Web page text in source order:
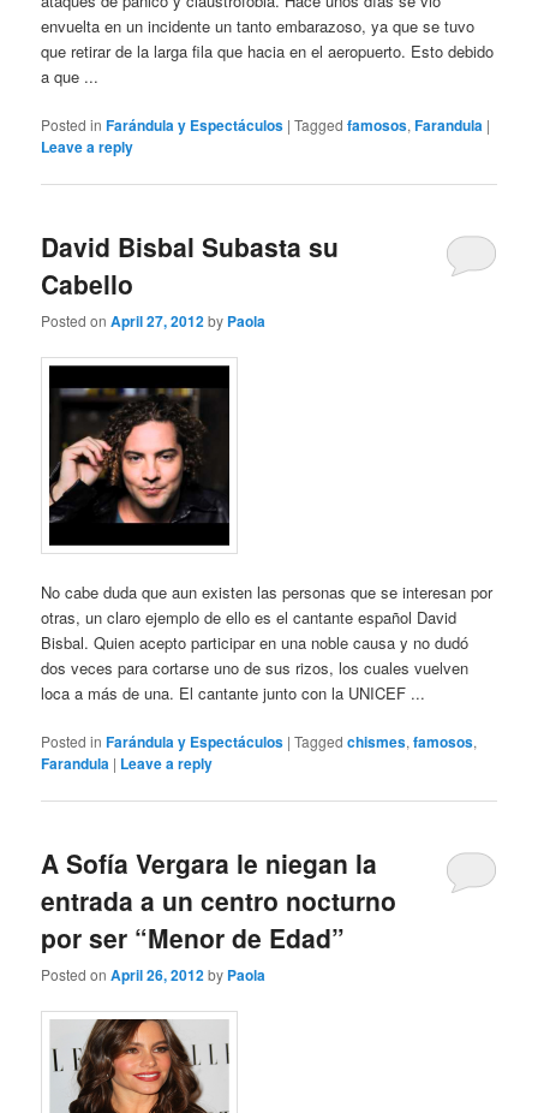
envuelta en un incidente un tanto embarazoso, ya que se tuvo
que retirar de la larga fila que hacia en el aeropuerto. Esto debido
a que ...
Posted in Farándula y Espectáculos |Tagged famosos,Farandula |
Leave a reply
David Bisbal Subasta su
Cabello
Posted onApril 27, 2012by Paola
No cabe duda que aun existen las personas que se interesan por
otras, un claro ejemplo de ello es el cantante español David
Bisbal. Quien acepto participar en una noble causa y no dudó
dos veces para cortarse uno de sus rizos, los cuales vuelven
loca a más de una. El cantante junto con la UNICEF ...
Posted in Farándula y Espectáculos |Tagged chismes,famosos,
Farandula | Leave a reply
A Sofía Vergara le niegan la
entrada a un centro nocturno
por ser “Menor de Edad”
Posted onApril 26, 2012by Paola